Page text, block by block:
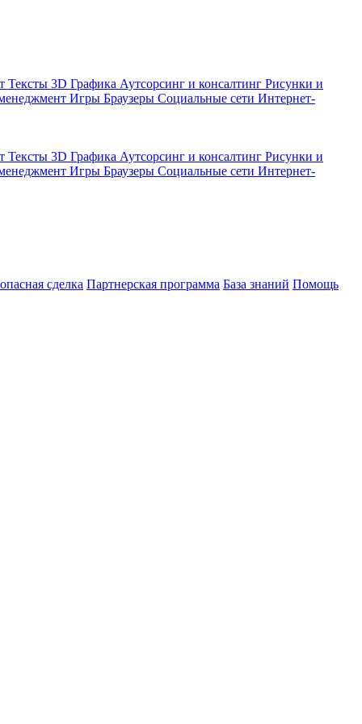
Тексты 3D Графика Аутсорсинг и консалтинг Рисунки и
Игры Браузеры Социальные сети Интернет-
Тексты 3D Графика Аутсорсинг и консалтинг Рисунки и
Игры Браузеры Социальные сети Интернет-
сделка Партнерская программа База знаний Помощь